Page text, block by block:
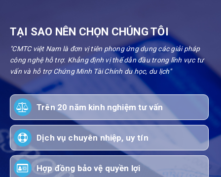
TẠI SAO NÊN CHỌN CHÚNG TÔI
"CMTC việt Nam là đơn vị tiên phong ứng dụng các giải pháp
công nghệ hỗ trợ. Khẳng định vị thế dẫn đầu trong lĩnh vực tư
vấn và hỗ trợ Chứng Minh Tài Chính du học, du lịch"
Trên 20 năm kinh nghiệm tư vấn
Dịch vụ chuyên nhiệp, uy tín
Hợp đồng bảo vệ quyền lợi